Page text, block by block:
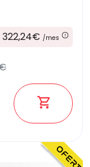
322,24€ /mes